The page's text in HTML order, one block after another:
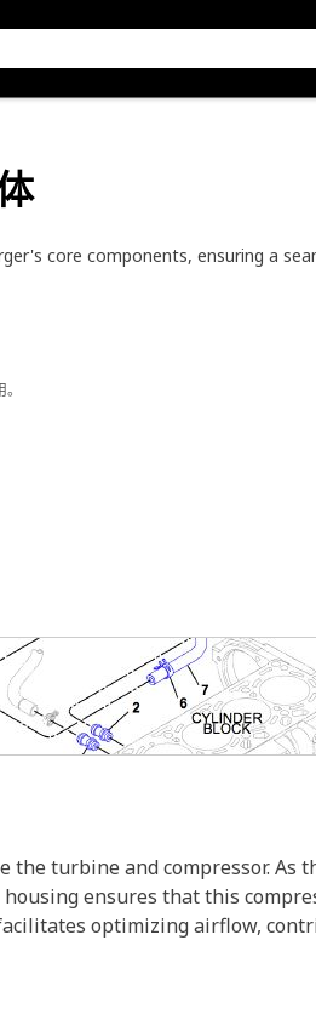
core components, ensuring a
turbine and compressor. As
ensures that this
optimizing airflow,